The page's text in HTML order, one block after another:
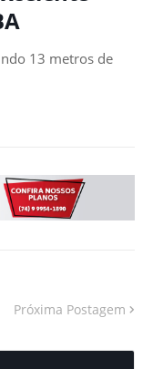
13 metros de
Próxima Postagem